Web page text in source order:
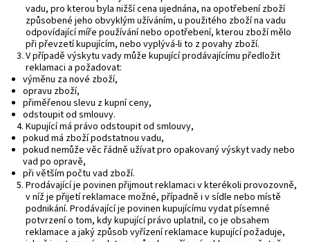
vadu, pro kterou byla nižší cena ujednána, na opotřebení zboží
způsobené jeho obvyklým užíváním, u použitého zboží na vadu
odpovídající míře používání nebo opotřebení, kterou zboží mělo
při převzetí kupujícím, nebo vyplývá-li to z povahy zboží.
V případě výskytu vady může kupující prodávajícímu předložit
reklamaci a požadovat:
výměnu za nové zboží,
opravu zboží,
přiměřenou slevu z kupní ceny,
odstoupit od smlouvy.
Kupující má právo odstoupit od smlouvy,
pokud má zboží podstatnou vadu,
pokud nemůže věc řádně užívat pro opakovaný výskyt vady nebo
vad po opravě,
při větším počtu vad zboží.
Prodávající je povinen přijmout reklamaci v kterékoli provozovně,
v níž je přijetí reklamace možné, případně i v sídle nebo místě
podnikání. Prodávající je povinen kupujícímu vydat písemné
potvrzení o tom, kdy kupující právo uplatnil, co je obsahem
reklamace a jaký způsob vyřízení reklamace kupující požaduje,